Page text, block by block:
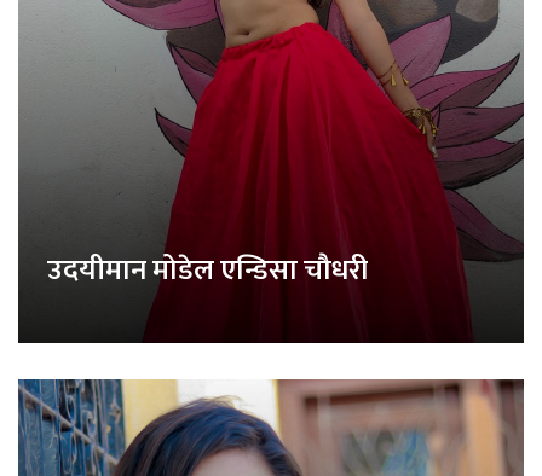
उदयीमान मोडेल एन्डिसा चौधरी